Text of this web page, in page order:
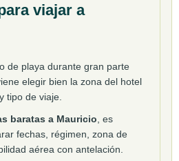
viajar a
de playa durante gran parte
elegir bien la zona del hotel
tipo de viaje.
baratas a Mauricio , es
fechas, régimen, zona de
aérea con antelación.